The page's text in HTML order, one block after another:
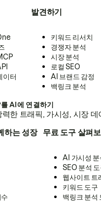
이터
발견하기
키워드 리서치
경쟁자 분석
시장 분석
로컬 SEO
AI 브랜드 감정
백링크 분석
AI에 연결하기
한 트래픽, 가시성, 시장
하는 성장 무료 도구 살펴
AI 가시성 분
SEO 분석
웹사이트 트
키워드 도구
백링크 분석